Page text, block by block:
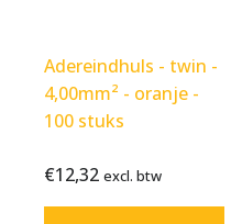
Adereindhuls - twin -
4,00mm² - oranje -
100 stuks
excl.
btw
Bekijk
product
€12,32 excl. btw